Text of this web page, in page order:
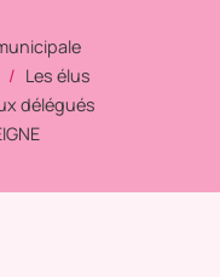
Les élus
délégués